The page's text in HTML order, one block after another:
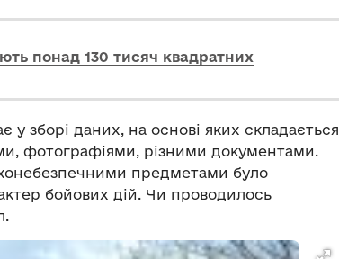
понад 130 тисяч квадратних
у зборі даних, на основі яких складається
фотографіями, різними документами.
предметами було
бойових дій. Чи проводилось